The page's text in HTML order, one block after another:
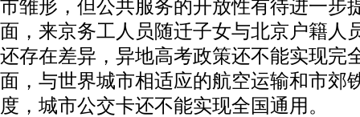
市雏形，但公共服务的开放性有待进一步
面，来京务工人员随迁子女与北京户籍人
还存在差异，异地高考政策还不能实现完
面，与世界城市相适应的航空运输和市郊
度，城市公交卡还不能实现全国通用。